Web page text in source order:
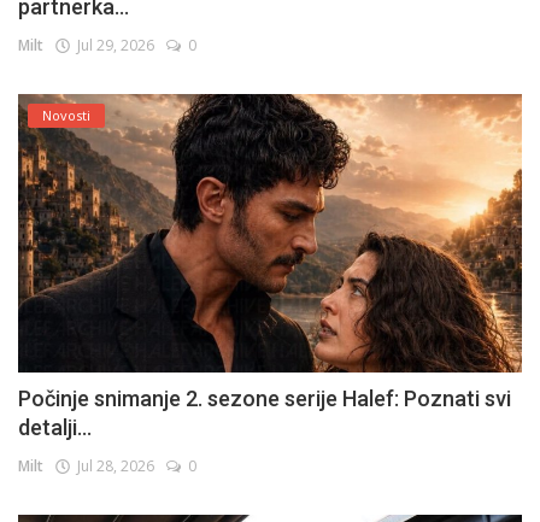
partnerka...
Milt Jul 29, 2026 0
Novosti
Počinje snimanje 2. sezone serije Halef: Poznati svi
detalji...
Milt Jul 28, 2026 0